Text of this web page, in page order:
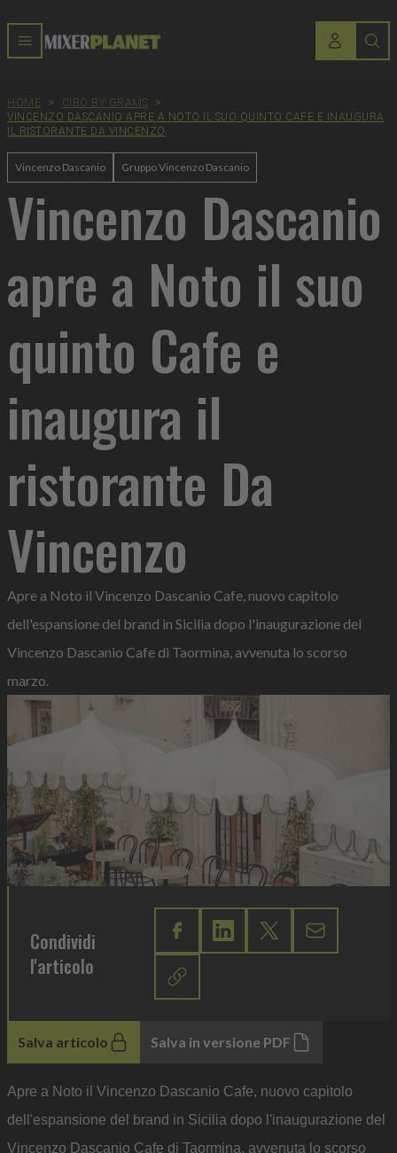
HOME > CIBO BY GRAMS
>
VINCENZO DASCANIO APRE A NOTO IL SUO QUINTO CAFE E INAUGURA
IL RISTORANTE DA VINCENZO
Vincenzo Dascanio Gruppo Vincenzo Dascanio
Vincenzo Dascanio
apre a Noto il suo
quinto Cafe e
inaugura il
ristorante Da
Vincenzo
Apre a Noto il Vincenzo Dascanio Cafe, nuovo capitolo
dell'espansione del brand in Sicilia dopo l'inaugurazione del
Vincenzo Dascanio Cafe di Taormina, avvenuta lo scorso
marzo.
Condividi
l'articolo
Salva articolo Salva in versione PDF
Apre a Noto il Vincenzo Dascanio Cafe, nuovo capitolo
dell'espansione del brand in Sicilia dopo l'inaugurazione del
Vincenzo Dascanio Cafe di Taormina, avvenuta lo scorso